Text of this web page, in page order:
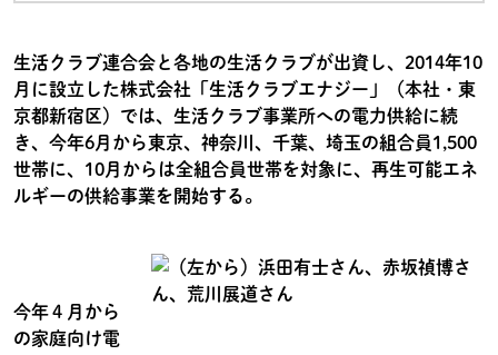
生活クラブ連合会と各地の生活クラブが出資し、2014年10
月に設立した株式会社「生活クラブエナジー」（本社・東
京都新宿区）では、生活クラブ事業所への電力供給に続
き、今年6月から東京、神奈川、千葉、埼玉の組合員1,500
世帯に、10月からは全組合員世帯を対象に、再生可能エネ
ルギーの供給事業を開始する。
今年４月から
の家庭向け電